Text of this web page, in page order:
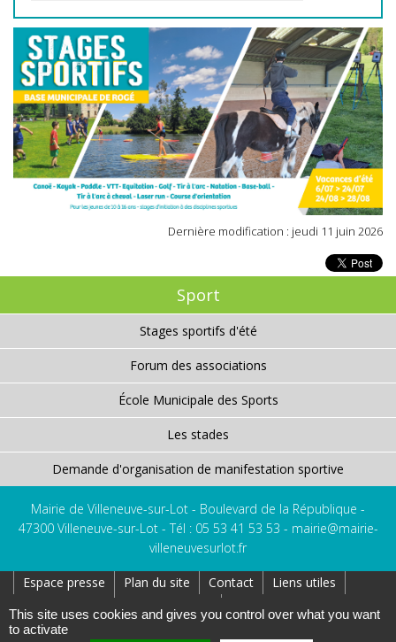
Dernière modification : jeudi 11 juin 2026
Sport
Stages sportifs d'été
Forum des associations
École Municipale des Sports
Les stades
Demande d'organisation de manifestation sportive
Mairie de Villeneuve-sur-Lot - Boulevard de la République -
47300 Villeneuve-sur-Lot - Tél : 05 53 41 53 53 - mairie@mairie-
villeneuvesurlot.fr
Espace presse Plan du site Contact
Liens utiles
This site uses cookies and gives you control over what you want
to activate